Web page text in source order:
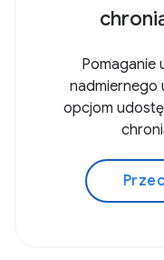
Pomaganie
nadmiernego
opcjom